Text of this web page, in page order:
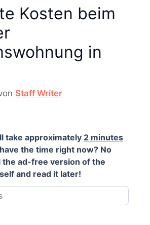
Kosten beim
in
Staff Writer
take approximately 2 minutes
the time right now? No
the ad-free version of the
and read it later!